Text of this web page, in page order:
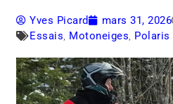
Yves Picard mars 31, 2026
Essais, Motoneiges, Polaris